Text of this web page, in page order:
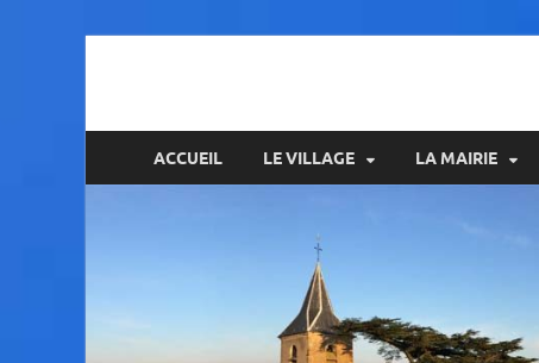
Amance
ACCUEIL LE VILLAGE LA MAIRIE